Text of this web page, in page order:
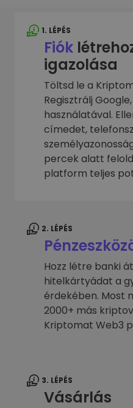
1. LÉPÉS
Fiók
igazolása
Töltsd le a
Regisztrálj
használatával.
címedet,
percek alatt
platform teljes
2. LÉPÉS
Hozz létre banki
hitelkártyádat a
érdekében. Most
2000+ más
Kriptomat Web3
3. LÉPÉS
Vásárlás